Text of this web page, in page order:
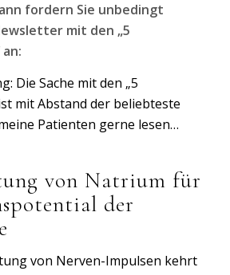
fordern Sie unbedingt
mit den „5
Die Sache mit den „5
mit Abstand der beliebteste
Patienten gerne lesen…
von Natrium für
der
von Nerven-Impulsen kehrt